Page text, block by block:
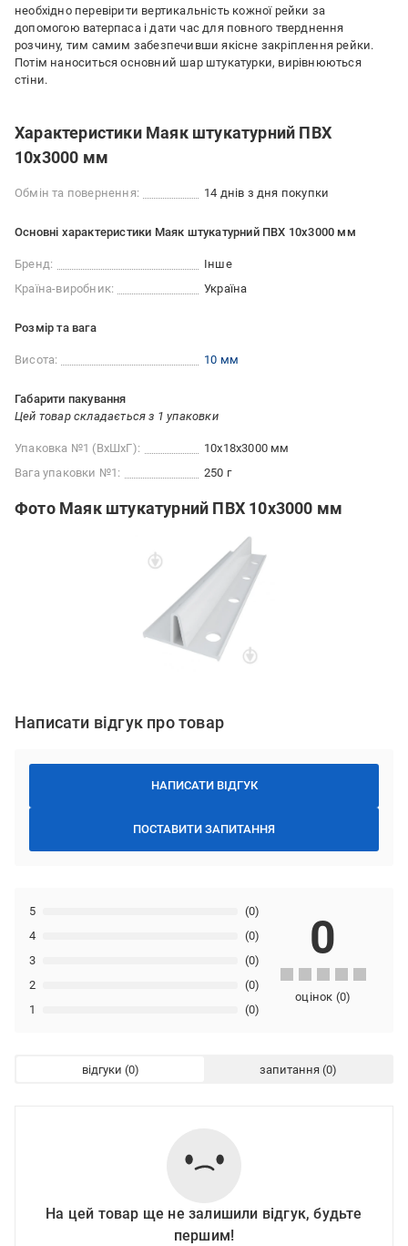
необхідно перевірити вертикальність кожної рейки за
допомогою ватерпаса і дати час для повного тверднення
розчину, тим самим забезпечивши якісне закріплення рейки.
Потім наноситься основний шар штукатурки, вирівнюються
стіни.
Характеристики Маяк штукатурний ПВХ
10x3000 мм
Обмін та повернення: 14 днів з дня покупки
Основні характеристики Маяк штукатурний ПВХ 10x3000 мм
Бренд:
Інше
Країна-виробник:
Україна
Розмір та вага
Висота: 10 мм
Габарити пакування
Цей товар складається з 1 упаковки
Упаковка №1 (ВхШхГ):
10x18x3000 мм
Вага упаковки №1:
250 г
Фото Маяк штукатурний ПВХ 10x3000 мм
Написати відгук про товар
НАПИСАТИ ВІДГУК
ПОСТАВИТИ ЗАПИТАННЯ
1 (0)
2 (0)
3 (0)
4 (0)
5 (0)
0
оцінок (0)
відгуки запитання
На цей товар ще не залишили відгук, будьте
першим!